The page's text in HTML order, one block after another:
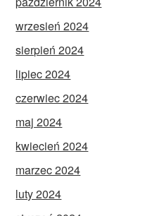
wrzesień 2024
sierpień 2024
lipiec 2024
czerwiec 2024
maj 2024
kwiecień 2024
marzec 2024
luty 2024